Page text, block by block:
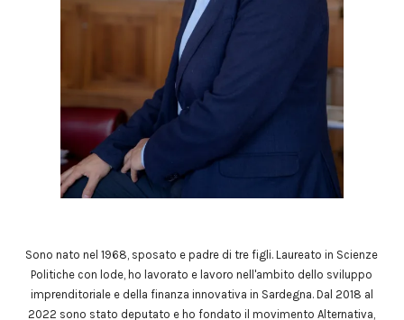
Sono nato nel 1968, sposato e padre di tre figli. Laureato in Scienze
Politiche con lode, ho lavorato e lavoro nell'ambito dello sviluppo
imprenditoriale e della finanza innovativa in Sardegna. Dal 2018 al
2022 sono stato deputato e ho fondato il movimento Alternativa,